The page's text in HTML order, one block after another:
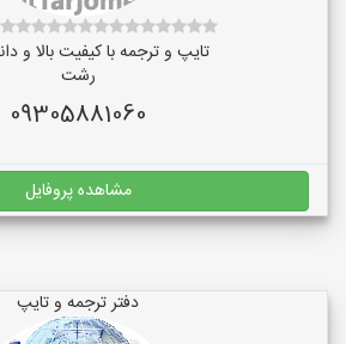
تایپ و ترجمه با کیفیت بالا و
رشت
09305881060
مشاهده پروفایل
دفتر ترجمه و تایپ